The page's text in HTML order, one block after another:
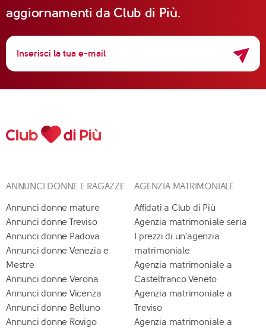
aggiornamenti da Club di Più.
ANNUNCI DONNE E RAGAZZE
Annunci donne mature
Annunci donne Treviso
Annunci donne Padova
Annunci donne Venezia e
Mestre
Annunci donne Verona
Annunci donne Vicenza
Annunci donne Belluno
Annunci donne Rovigo
AGENZIA MATRIMONIALE
Affidati a Club di Più
Agenzia matrimoniale seria
I prezzi di un'agenzia
matrimoniale
Agenzia matrimoniale a
Castelfranco Veneto
Agenzia matrimoniale a
Treviso
Agenzia matrimoniale a